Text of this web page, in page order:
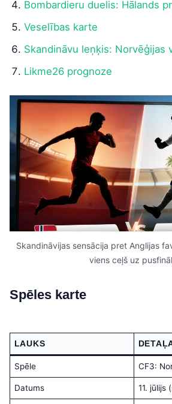
Bombardieru duelis: Hālands
Veselības karte
Skandināvu leņķis: Norvēģijas
Likme26 prognoze
Skandināvijas sensācija pret Anglijas
viens ceļš uz
Spēles karte
LAUKS
Spēle CF3:
Datums 11. jūlijs